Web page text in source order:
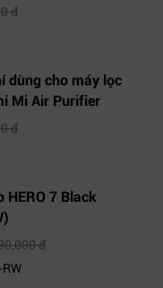
đ
dùng cho máy lọc
Mi Air Purifier
đ
HERO 7 Black
đ